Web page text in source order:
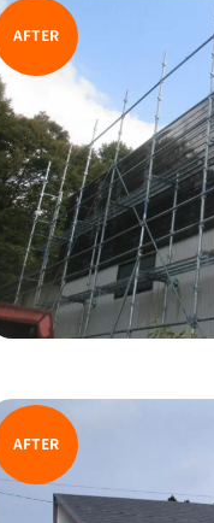
AFTER
AFTER